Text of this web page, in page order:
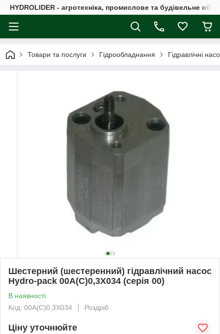
HYDROLIDER - агротехніка, промислове та будівельне
Товари та послуги Гідрообладнання Гідравлічні
Шестерний (шестеренний) гідравлічний насос
Hydro-pack 00A(C)0,3X034 (серія 00)
В наявності
Код: 00A(C)0,3X034
Роздріб
Ціну уточнюйте